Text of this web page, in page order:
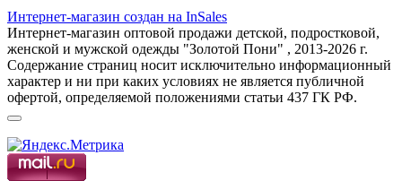
Интернет-магазин создан на InSales
Интернет-магазин оптовой продажи детской, подростковой,
женской и мужской одежды "Золотой Пони" , 2013-2026 г.
Содержание страниц носит исключительно информационный
характер и ни при каких условиях не является публичной
офертой, определяемой положениями статьи 437 ГК РФ.